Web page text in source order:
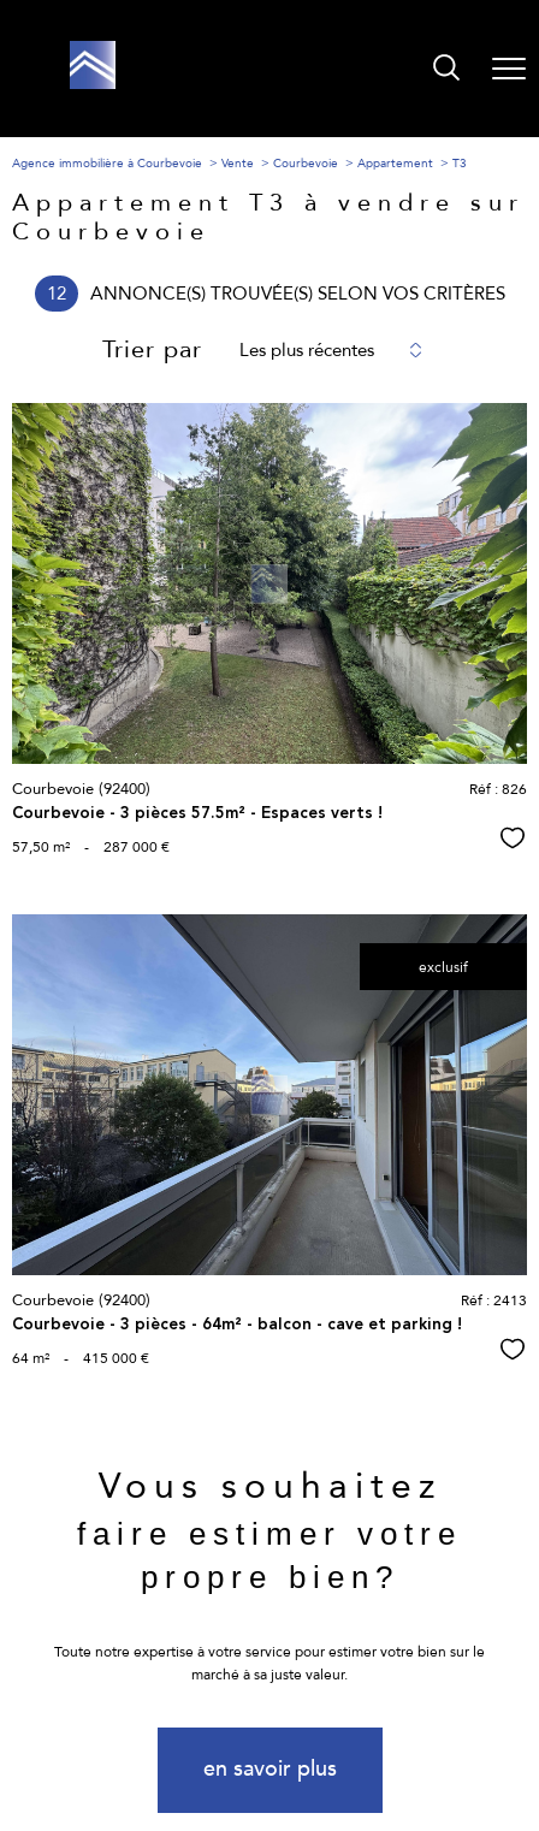
Agence immobilière à Courbevoie Vente Courbevoie Appartement T3
Appartement T3 à vendre sur
Courbevoie
12 ANNONCE(S) TROUVÉE(S) SELON VOS CRITÈRES
Trier par Les plus récentes
voir le
bien
Courbevoie (92400)
Courbevoie - 3 pièces 57.5m² - Espaces verts !
Réf : 826
57,50 m² - 287 000 €
exclusif
voir le
bien
Courbevoie (92400)
Courbevoie - 3 pièces - 64m² - balcon - cave et parking !
Réf : 2413
64 m² - 415 000 €
Vous souhaitez
faire estimer votre
propre bien?
Toute notre expertise à votre service pour estimer votre bien sur le
marché à sa juste valeur.
en savoir plus